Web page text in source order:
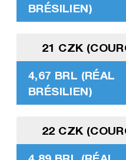
BRÉSILIEN)
21 CZK
4,67 BRL (RÉAL
BRÉSILIEN)
22 CZK